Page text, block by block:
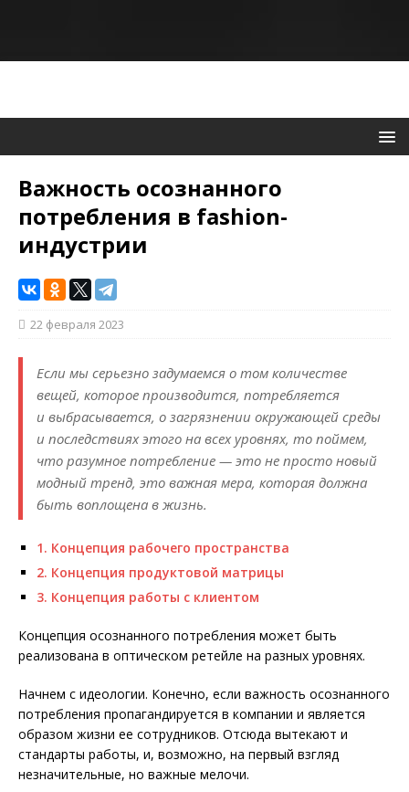
Важность осознанного
потребления в fashion-
индустрии
22 февраля 2023
Если мы серьезно задумаемся о том количестве
вещей, которое производится, потребляется
и выбрасывается, о загрязнении окружающей среды
и последствиях этого на всех уровнях, то поймем,
что разумное потребление — это не просто новый
модный тренд, это важная мера, которая должна
быть воплощена в жизнь.
1. Концепция рабочего пространства
2. Концепция продуктовой матрицы
3. Концепция работы с клиентом
Концепция осознанного потребления может быть
реализована в оптическом ретейле на разных уровнях.
Начнем с идеологии. Конечно, если важность осознанного
потребления пропагандируется в компании и является
образом жизни ее сотрудников. Отсюда вытекают и
стандарты работы, и, возможно, на первый взгляд
незначительные, но важные мелочи.